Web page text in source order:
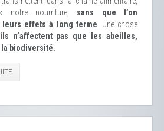
notre nourriture, sans que l’on
leurs effets à long terme . Une chose
ils n’affectent pas que les abeilles,
la biodiversité.